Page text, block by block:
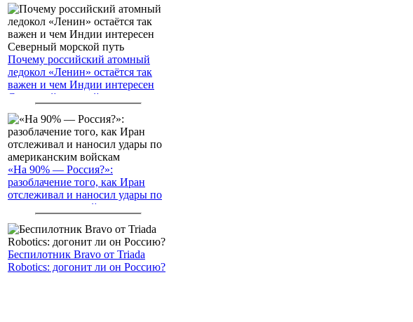
Почему российский атомный
ледокол «Ленин» остаётся так
важен и чем Индии интересен
Северный морской путь
«На 90% — Россия?»:
разоблачение того, как Иран
отслеживал и наносил удары по
американским войскам
Беспилотник Bravo от Triada
Robotics: догонит ли он Россию?